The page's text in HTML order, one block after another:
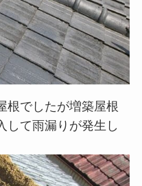
根でしたが増築屋根
して雨漏りが発生し